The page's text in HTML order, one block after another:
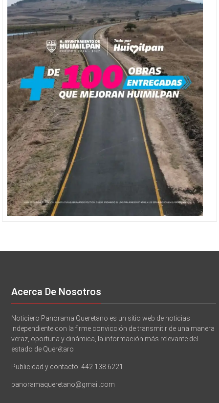
Acerca De Nosotros
Noticiero Panorama Queretano es un sitio web de noticias
independiente con la firme convicción de transmitir de una manera
veraz, oportuna y dinámica, la información más relevante del
estado de Querétaro
Publicidad y contacto: 442 138 6221
panoramaqueretano@gmail.com